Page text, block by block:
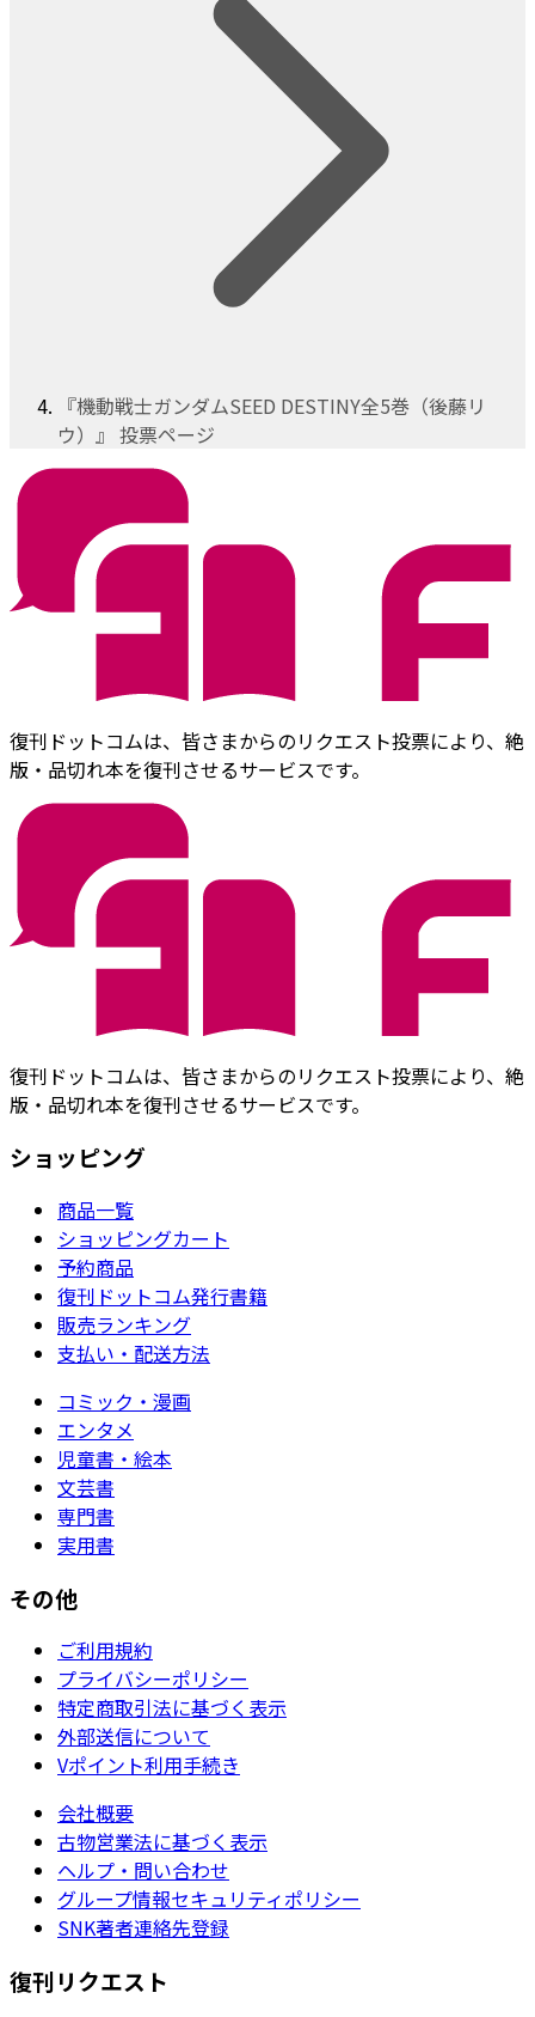
『機動戦士ガンダムSEED DESTINY全5巻（後藤リ
ウ）』 投票ページ
復刊ドットコムは、皆さまからのリクエスト投票により、絶
版・品切れ本を復刊させるサービスです。
復刊ドットコムは、皆さまからのリクエスト投票により、絶
版・品切れ本を復刊させるサービスです。
ショッピング
商品一覧
ショッピングカート
予約商品
復刊ドットコム発行書籍
販売ランキング
支払い・配送方法
コミック・漫画
エンタメ
児童書・絵本
文芸書
専門書
実用書
その他
ご利用規約
プライバシーポリシー
特定商取引法に基づく表示
外部送信について
Vポイント利用手続き
会社概要
古物営業法に基づく表示
ヘルプ・問い合わせ
グループ情報セキュリティポリシー
SNK著者連絡先登録
復刊リクエスト